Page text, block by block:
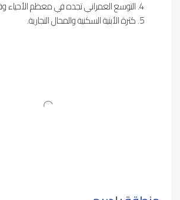
التوسع العمراني تجده في معظم الأحياء
كثرة الأبنية السكنية والمحال التجارية.